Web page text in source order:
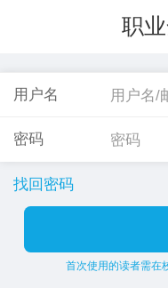
职
用户名
密码
找回密码
首次使用的读者需在